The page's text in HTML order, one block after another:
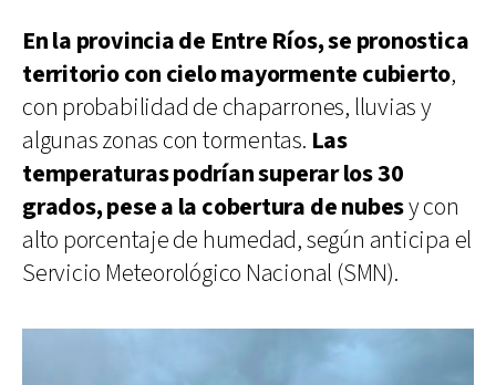
En la provincia de Entre Ríos, se pronostica
territorio con cielo mayormente cubierto,
con probabilidad de chaparrones, lluvias y
algunas zonas con tormentas. Las
temperaturas podrían superar los 30
grados, pese a la cobertura de nubesy con
alto porcentaje de humedad, según anticipa el
Servicio Meteorológico Nacional (SMN).